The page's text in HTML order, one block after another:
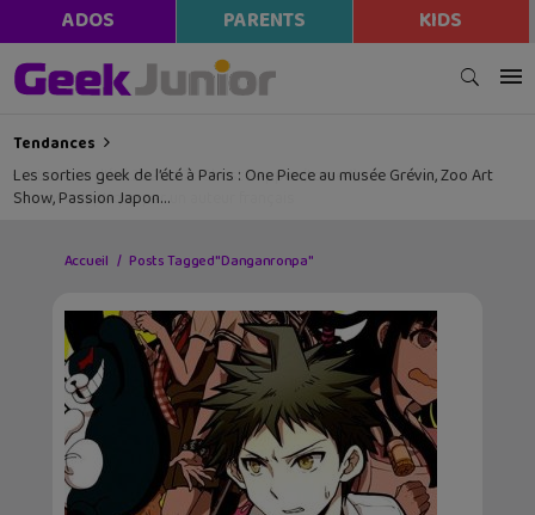
ADOS PARENTS KIDS
Tendances
Les sorties geek de l’été à Paris : One Piece au musée Grévin, Zoo Art
Show, Passion Japon…
Accueil Posts Tagged "Danganronpa"